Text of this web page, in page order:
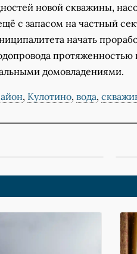
новой скважины,
с запасом на частный
начать
протяженностью
домовладениями.
, Кулотино, вода,